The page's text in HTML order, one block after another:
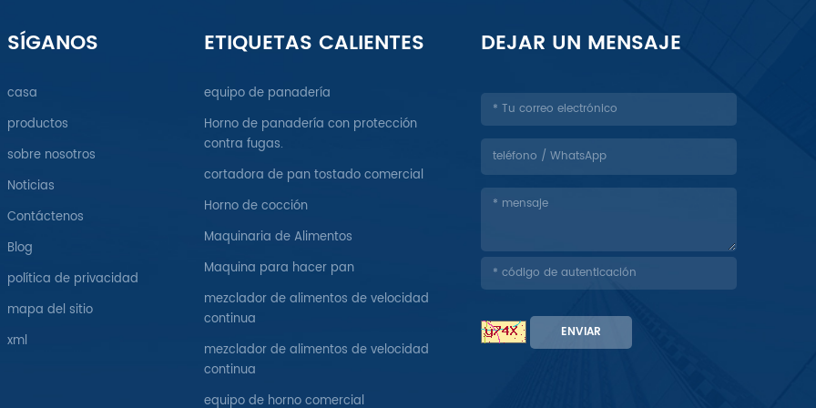
SÍGANOS
casa
productos
sobre nosotros
Noticias
Contáctenos
Blog
política de privacidad
mapa del sitio
xml
ETIQUETAS CALIENTES
equipo de panadería
Horno de panadería con protección
contra fugas.
cortadora de pan tostado comercial
Horno de cocción
Maquinaria de Alimentos
Maquina para hacer pan
mezclador de alimentos de velocidad
continua
mezclador de alimentos de velocidad
continua
equipo de horno comercial
DEJAR UN MENSAJE
ENVIAR